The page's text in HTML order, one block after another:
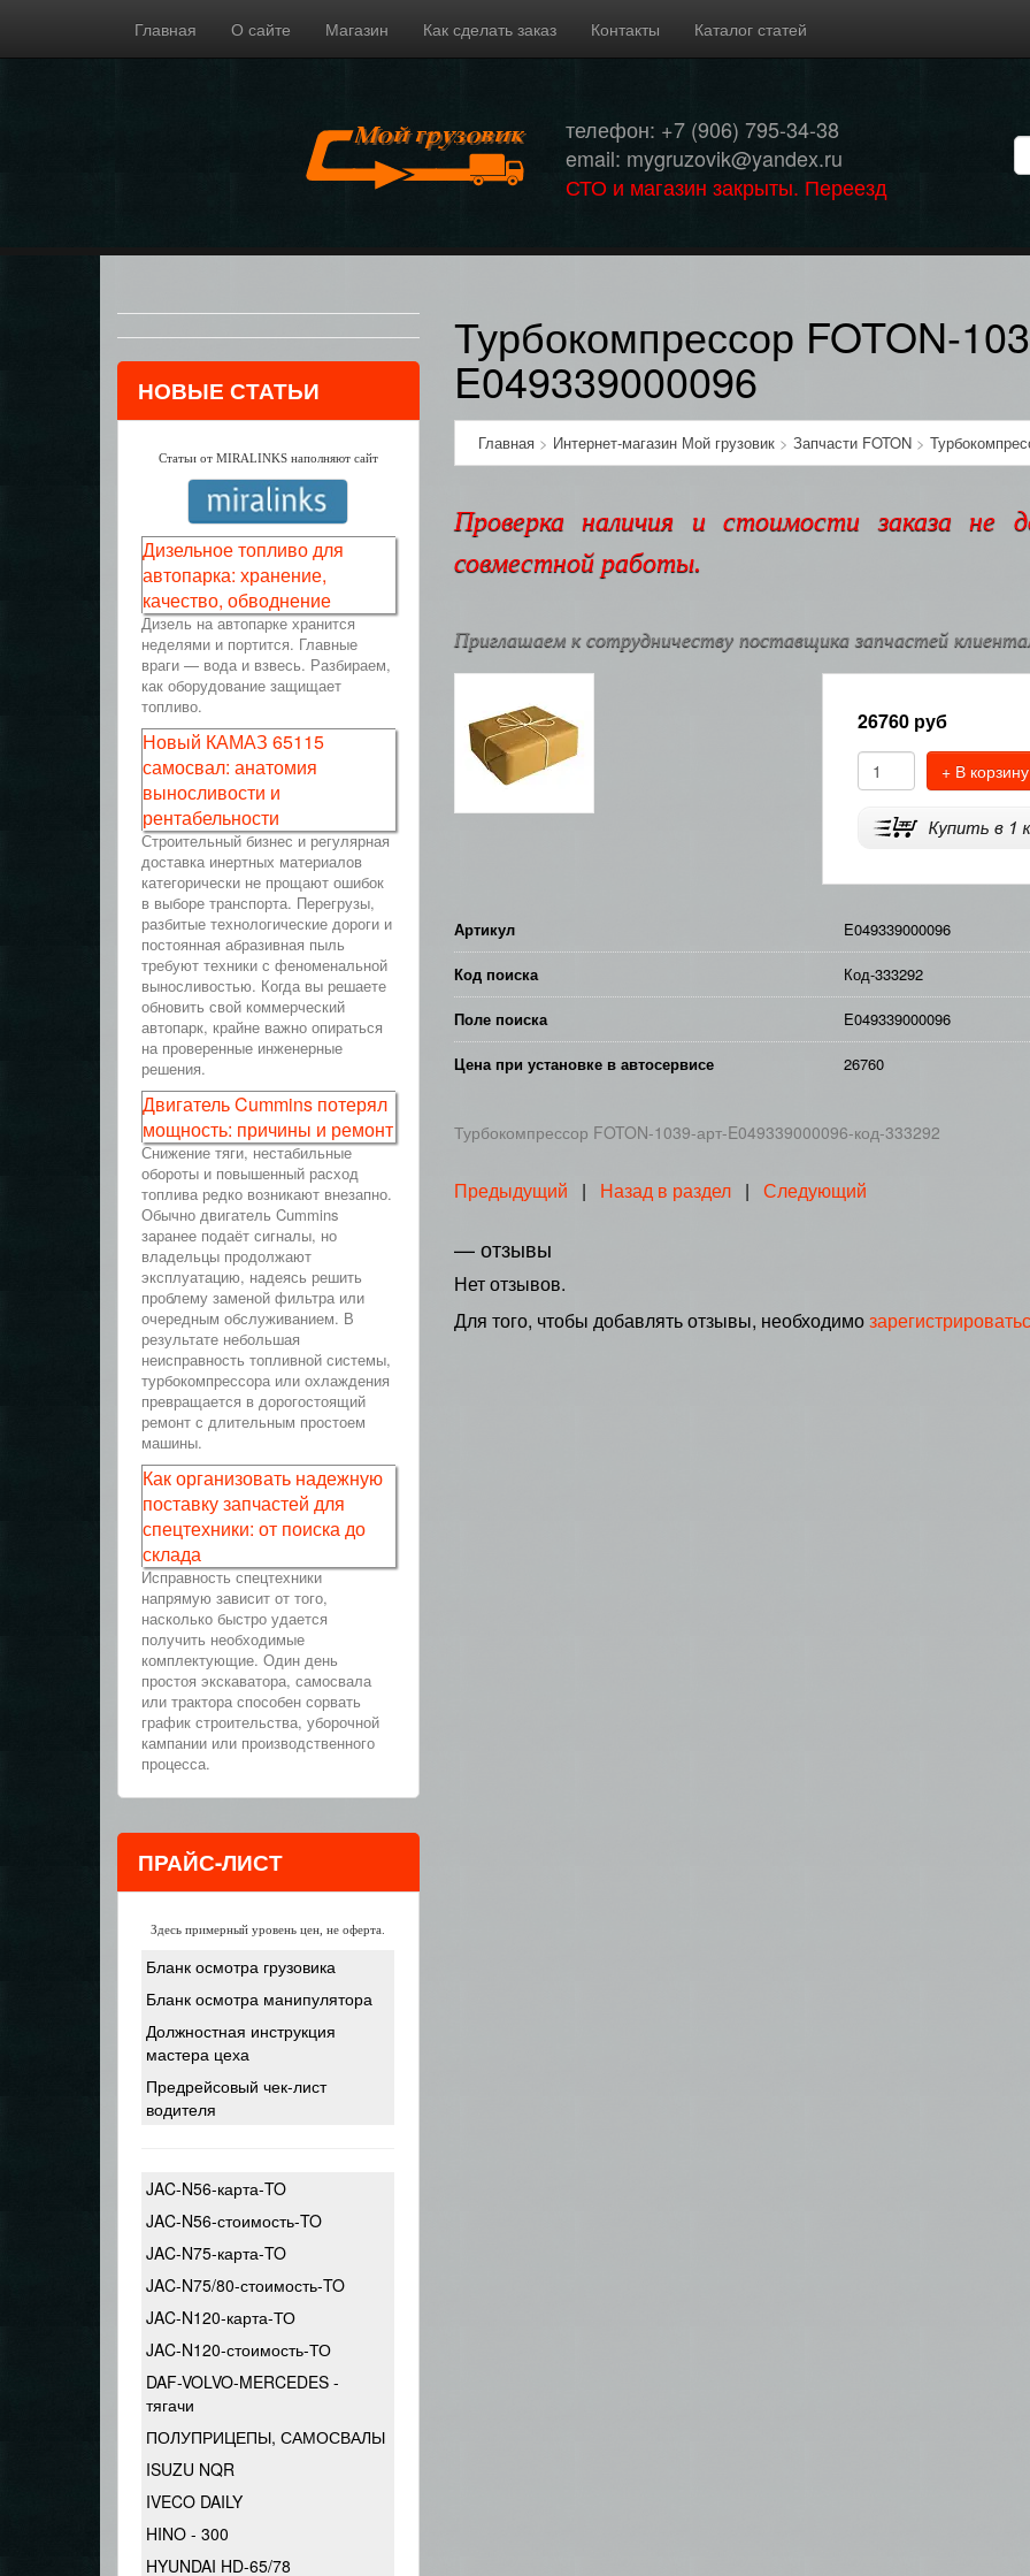
Главная О сайте Магазин Как сделать заказ Контакты Каталог статей
телефон: +7 (906) 795-34-38
email: mygruzovik@yandex.ru
СТО и магазин закрыты. Переезд
Турбокомпрессор FOTON-
E049339000096
Главная> Интернет-магазин Мой грузовик> Запчасти FOTON>
Проверка наличия и стоимости заказа не
совместной работы.
Приглашаем к сотрудничеству поставщика запчастей
26760руб
+ В корзину
Артикул E049339000096
Код поиска Код-333292
Поле поиска E049339000096
Цена при установке в автосервисе 26760
Турбокомпрессор FOTON-1039-арт-E049339000096-код-333292
Предыдущий | Назад в раздел| Следующий
— отзывы
Нет отзывов.
Для того, чтобы добавлять отзывы, необходимо
НОВЫЕ СТАТЬИ
Статьи от MIRALINKS наполняют сайт
Дизельное топливо для
автопарка: хранение,
качество, обводнение
Дизель на автопарке хранится
неделями и портится. Главные
враги — вода и взвесь. Разбираем,
как оборудование защищает
топливо.
Новый КАМАЗ 65115
самосвал: анатомия
выносливости и
рентабельности
Строительный бизнес и регулярная
доставка инертных материалов
категорически не прощают ошибок
в выборе транспорта. Перегрузы,
разбитые технологические дороги и
постоянная абразивная пыль
требуют техники с феноменальной
выносливостью. Когда вы решаете
обновить свой коммерческий
автопарк, крайне важно опираться
на проверенные инженерные
решения.
Двигатель Cummins потерял
мощность: причины и ремонт
Снижение тяги, нестабильные
обороты и повышенный расход
топлива редко возникают внезапно.
Обычно двигатель Cummins
заранее подаёт сигналы, но
владельцы продолжают
эксплуатацию, надеясь решить
проблему заменой фильтра или
очередным обслуживанием. В
результате небольшая
неисправность топливной системы,
турбокомпрессора или охлаждения
превращается в дорогостоящий
ремонт с длительным простоем
машины.
Как организовать надежную
поставку запчастей для
спецтехники: от поиска до
склада
Исправность спецтехники
напрямую зависит от того,
насколько быстро удается
получить необходимые
комплектующие. Один день
простоя экскаватора, самосвала
или трактора способен сорвать
график строительства, уборочной
кампании или производственного
процесса.
ПРАЙС-ЛИСТ
Здесь примерный уровень цен, не оферта.
Бланк осмотра грузовика
Бланк осмотра манипулятора
Должностная инструкция
мастера цеха
Предрейсовый чек-лист
водителя
JAC-N56-карта-TO
JAC-N56-стоимость-TO
JAC-N75-карта-TO
JAC-N75/80-стоимость-TO
JAC-N120-карта-ТО
JAC-N120-стоимость-ТО
DAF-VOLVO-MERCEDES -
тягачи
ПОЛУПРИЦЕПЫ, САМОСВАЛЫ
ISUZU NQR
IVECO DAILY
HINO - 300
HYUNDAI HD-65/78